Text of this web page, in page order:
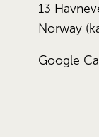
13
Norway
Google